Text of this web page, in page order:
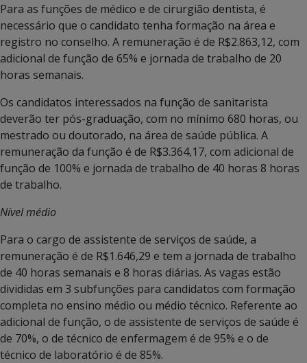
Para as funções de médico e de cirurgião dentista, é
necessário que o candidato tenha formação na área e
registro no conselho. A remuneração é de R$2.863,12, com
adicional de função de 65% e jornada de trabalho de 20
horas semanais.
Os candidatos interessados na função de sanitarista
deverão ter pós-graduação, com no mínimo 680 horas, ou
mestrado ou doutorado, na área de saúde pública. A
remuneração da função é de R$3.364,17, com adicional de
função de 100% e jornada de trabalho de 40 horas 8 horas
de trabalho.
Nível médio
Para o cargo de assistente de serviços de saúde, a
remuneração é de R$1.646,29 e tem a jornada de trabalho
de 40 horas semanais e 8 horas diárias. As vagas estão
divididas em 3 subfunções para candidatos com formação
completa no ensino médio ou médio técnico. Referente ao
adicional de função, o de assistente de serviços de saúde é
de 70%, o de técnico de enfermagem é de 95% e o de
técnico de laboratório é de 85%.